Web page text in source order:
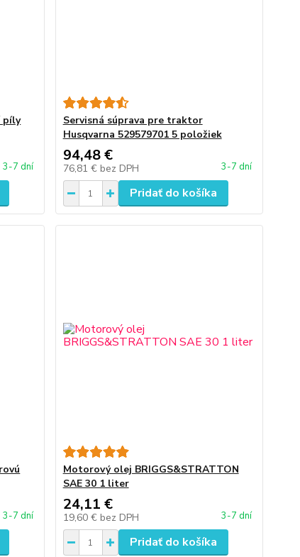
píly
3-7 dní
Servisná súprava pre traktor
Husqvarna 529579701 5 položiek
94,48 €
76,81 € bez DPH 3-7 dní
Pridať do košíka
3-7 dní
Motorový olej BRIGGS&STRATTON
SAE 30 1 liter
24,11 €
19,60 € bez DPH 3-7 dní
Pridať do košíka